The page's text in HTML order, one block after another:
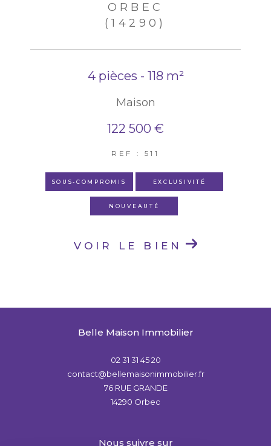
ORBEC
(14290)
4 pièces - 118 m²
Maison
122 500 €
REF : 511
SOUS-COMPROMIS EXCLUSIVITÉ
NOUVEAUTÉ
VOIR LE BIEN
Belle Maison Immobilier
02 31 31 45 20
contact@bellemaisonimmobilier.fr
76 RUE GRANDE
14290
Orbec
nous suivre sur